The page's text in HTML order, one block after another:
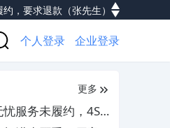
约，要求退款 （张先生）
绝质保维修
拒绝退车退款（熊先生）
诿不予维修
理不给赔偿
（李先生）
店推脱不处理（张先生）
个人登录 企业登录
更多
服务未履约，4S